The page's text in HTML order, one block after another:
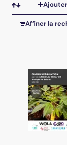
Tris
Affiner la